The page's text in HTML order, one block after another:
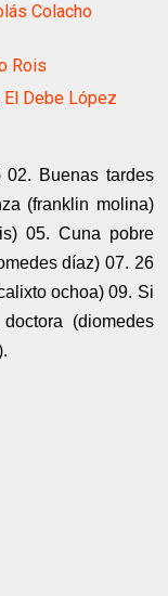
Colacho
Rois
Debe López
Buenas tardes
(franklin molina)
05. Cuna pobre
díaz) 07. 26
ochoa) 09. Si
(diomedes